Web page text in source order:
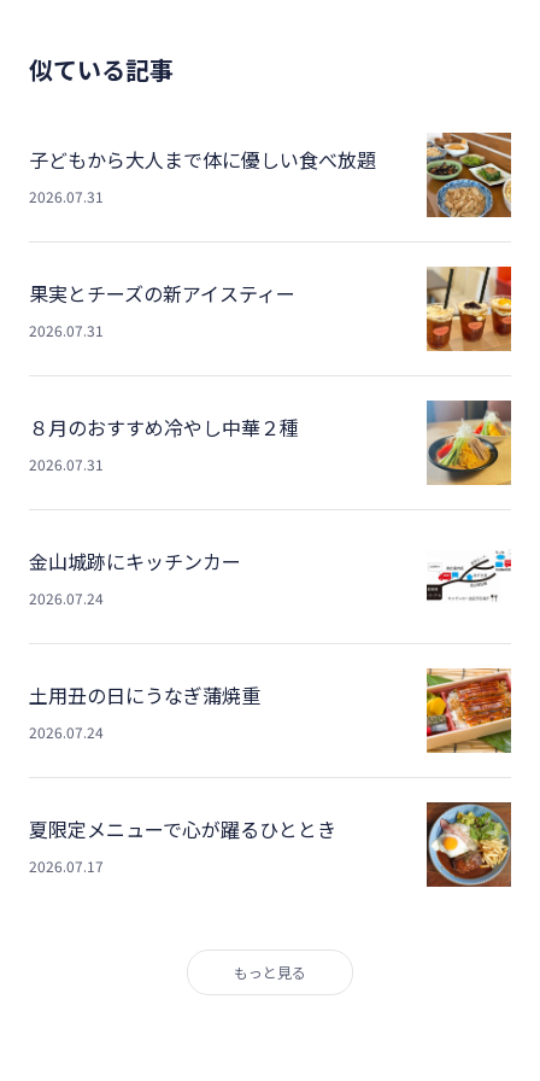
似ている記事
子どもから大人まで体に優しい食べ放題
2026.07.31
果実とチーズの新アイスティー
2026.07.31
８月のおすすめ冷やし中華２種
2026.07.31
金山城跡にキッチンカー
2026.07.24
土用丑の日にうなぎ蒲焼重
2026.07.24
夏限定メニューで心が躍るひととき
2026.07.17
もっと見る